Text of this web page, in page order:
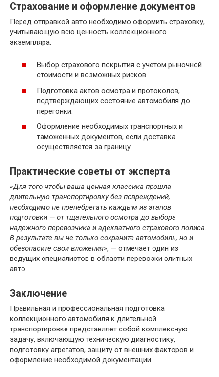
Страхование и оформление документов
Перед отправкой авто необходимо оформить страховку,
учитывающую всю ценность коллекционного
экземпляра.
Выбор страхового покрытия с учетом рыночной
стоимости и возможных рисков.
Подготовка актов осмотра и протоколов,
подтверждающих состояние автомобиля до
перегонки.
Оформление необходимых транспортных и
таможенных документов, если доставка
осуществляется за границу.
Практические советы от эксперта
«Для того чтобы ваша ценная классика прошла
длительную транспортировку без повреждений,
необходимо не пренебрегать каждым из этапов
подготовки — от тщательного осмотра до выбора
надежного перевозчика и адекватного страхового полиса.
В результате вы не только сохраните автомобиль, но и
обезопасите свои вложения», — отмечает один из
ведущих специалистов в области перевозки элитных
авто.
Заключение
Правильная и профессиональная подготовка
коллекционного автомобиля к длительной
транспортировке представляет собой комплексную
задачу, включающую техническую диагностику,
подготовку агрегатов, защиту от внешних факторов и
оформление необходимой документации.